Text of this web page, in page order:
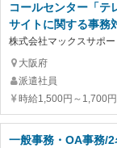
コールセンター「テ
サイトに関する事務
株式会社マックスサポー
大阪府
派遣社員
時給1,500円～1,700円
一般事務・OA事務/